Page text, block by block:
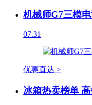
机械师G7三模
07.31
优惠直达 >
冰箱热卖榜单